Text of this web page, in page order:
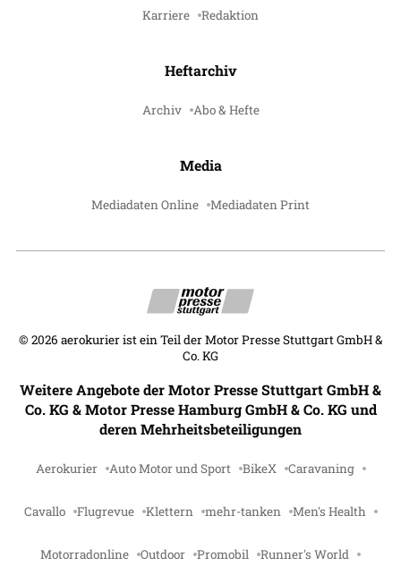
Karriere Redaktion
Heftarchiv
Archiv Abo & Hefte
Media
Mediadaten Online Mediadaten Print
© 2026 aerokurier ist ein Teil der Motor Presse Stuttgart GmbH &
Co. KG
Weitere Angebote der Motor Presse Stuttgart GmbH &
Co. KG & Motor Presse Hamburg GmbH & Co. KG und
deren Mehrheitsbeteiligungen
Aerokurier Auto Motor und Sport BikeX Caravaning
Cavallo Flugrevue Klettern mehr-tanken Men's Health
Motorradonline Outdoor Promobil Runner's World